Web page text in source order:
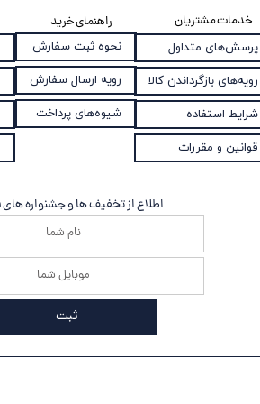
راهنمای خرید
نحوه ثبت سفارش
رویه ارسال سفارش
شیوه‌های پرداخت
خدمات مشتریان
پرسش‌های متداول
رویه‌های بازگرداندن کالا
شرایط استفاده
قوانین و مقررات
اطلاع از تخفیف ها و جشنواره
ثبت